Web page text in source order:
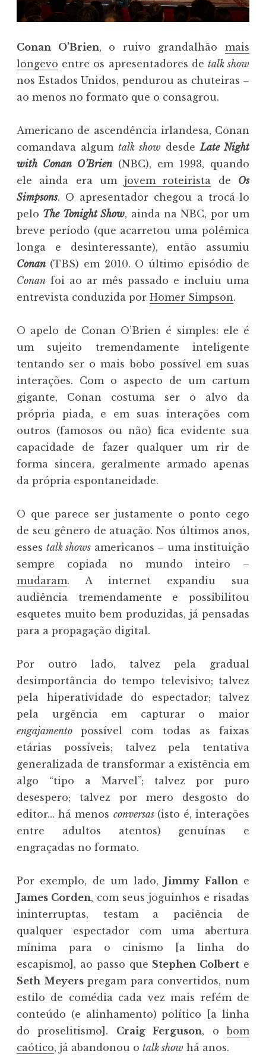
Conan O’Brien, o ruivo grandalhãomais
longevo entre os apresentadores de talk show
nos Estados Unidos, pendurou as chuteiras –
ao menos no formato que o consagrou.
Americano de ascendência irlandesa, Conan
comandava algum talk show desde Late Night
with Conan O’Brien (NBC), em 1993, quando
ele ainda era umjovem roteirista de Os
Simpsons. O apresentador chegou a trocá-lo
pelo The Tonight Show, ainda na NBC, por um
breve período (que acarretou uma polêmica
longa e desinteressante), então assumiu
Conan (TBS) em 2010. O último episódio de
Conan foi ao ar mês passado e incluiu uma
entrevista conduzida por Homer Simpson.
O apelo de Conan O’Brien é simples: ele é
um sujeito tremendamente inteligente
tentando ser o mais bobo possível em suas
interações. Com o aspecto de um cartum
gigante, Conan costuma ser o alvo da
própria piada, e em suas interações com
outros (famosos ou não) fica evidente sua
capacidade de fazer qualquer um rir de
forma sincera, geralmente armado apenas
da própria espontaneidade.
O que parece ser justamente o ponto cego
de seu gênero de atuação. Nos últimos anos,
esses talk shows americanos – uma instituição
sempre copiada no mundo inteiro –
mudaram. A internet expandiu sua
audiência tremendamente e possibilitou
esquetes muito bem produzidas, já pensadas
para a propagação digital.
Por outro lado, talvez pela gradual
desimportância do tempo televisivo; talvez
pela hiperatividade do espectador; talvez
pela urgência em capturar o maior
engajamentopossível com todas as faixas
etárias possíveis; talvez pela tentativa
generalizada de transformar a existência em
algo “tipo a Marvel”; talvez por puro
desespero; talvez por mero desgosto do
editor… há menos conversas (isto é, interações
entre adultos atentos) genuínas e
engraçadas no formato.
Por exemplo, de um lado,Jimmy Fallon e
James Corden, com seus joguinhos e risadas
ininterruptas, testam a paciência de
qualquer espectador com uma abertura
mínima para o cinismo [a linha do
escapismo], ao passo que Stephen Colbert e
Seth Meyerspregam para convertidos, num
estilo de comédia cada vez mais refém de
conteúdo (e alinhamento) político [a linha
do proselitismo]. Craig Ferguson, obom
caótico, já abandonou o talk show há anos.